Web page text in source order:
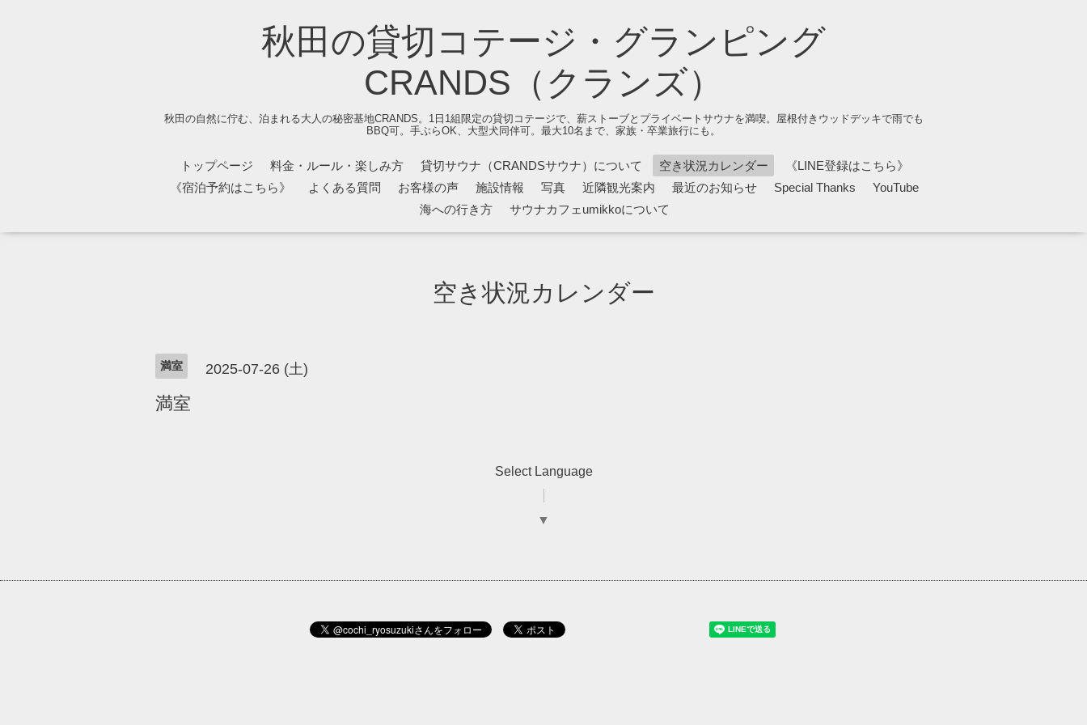
秋田の貸切コテージ・グランピング
CRANDS（クランズ）
秋田の自然に佇む、泊まれる大人の秘密基地CRANDS。1日1組限定の貸切コテージで、薪ストーブとプライベートサウナを満喫。屋根付きウッドデッキで雨でも
BBQ可。手ぶらOK、大型犬同伴可。最大10名まで、家族・卒業旅行にも。
トップページ 料金・ルール・楽しみ方 貸切サウナ（CRANDSサウナ）について 空き状況カレンダー
《LINE登録はこちら》
《宿泊予約はこちら》
よくある質問 お客様の声 施設情報 写真 近隣観光案内 最近のお知らせ Special Thanks
YouTube
海への行き方
サウナカフェumikkoについて
空き状況カレンダー
満室 2025-07-26 (土)
満室
Select Language
▼